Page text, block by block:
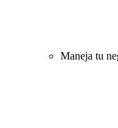
Maneja tu